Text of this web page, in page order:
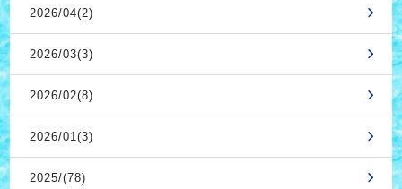
2026/04(2)
2026/03(3)
2026/02(8)
2026/01(3)
2025/(78)